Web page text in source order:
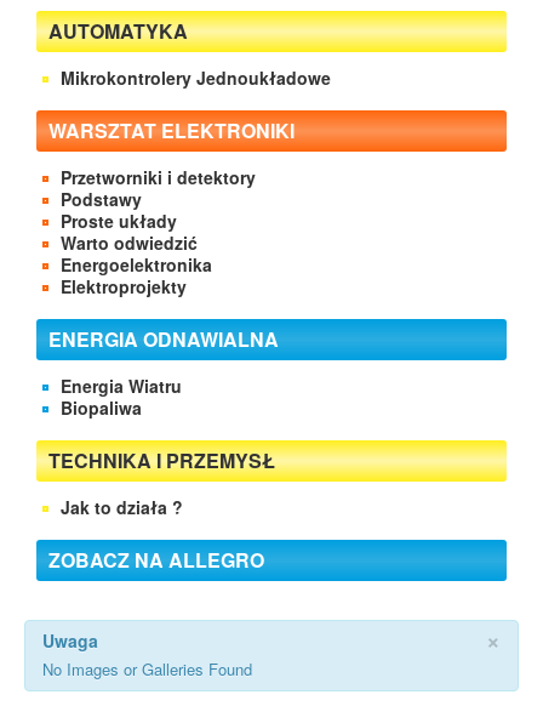
AUTOMATYKA
Mikrokontrolery Jednoukładowe
WARSZTAT ELEKTRONIKI
Przetworniki i detektory
Podstawy
Proste układy
Warto odwiedzić
Energoelektronika
Elektroprojekty
ENERGIA ODNAWIALNA
Energia Wiatru
Biopaliwa
TECHNIKA I PRZEMYSŁ
Jak to działa ?
ZOBACZ NA ALLEGRO
×
Uwaga
No Images or Galleries Found